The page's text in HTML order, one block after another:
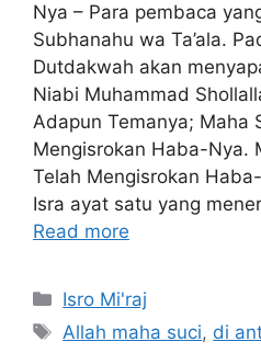
Nya – Para pembaca
Subhanahu wa Ta’ala.
Dutdakwah akan
Niabi Muhammad
Adapun Temanya; Maha
Mengisrokan Haba-Nya.
Telah Mengisrokan
Isra ayat satu yang
Read more
Categories
Isro Mi'raj
Tags
Allah maha suci, di